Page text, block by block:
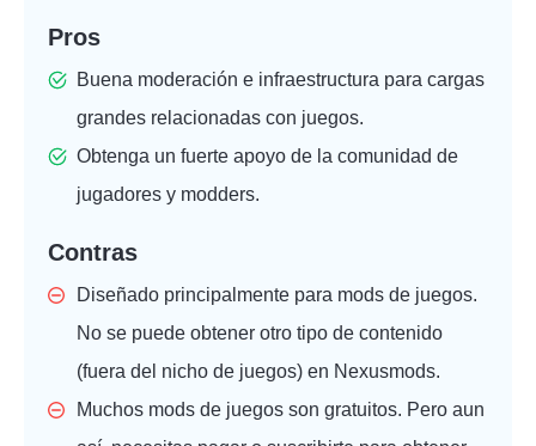
Pros
Buena moderación e infraestructura para cargas
grandes relacionadas con juegos.
Obtenga un fuerte apoyo de la comunidad de
jugadores y modders.
Contras
Diseñado principalmente para mods de juegos.
No se puede obtener otro tipo de contenido
(fuera del nicho de juegos) en Nexusmods.
Muchos mods de juegos son gratuitos. Pero aun